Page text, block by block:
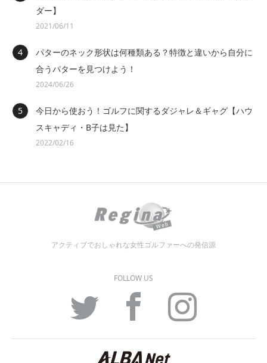
ダー】
2021/06/11
パターのネック形状は何種類ある？特徴と違いから自分に
合うパターを見つけよう！
2024/06/26
今日から使おう！ゴルフに関するダジャレ＆ギャグ【ハウ
スキャディ・B子は見た】
2022/02/16
アクティブでおしゃれな女性ゴルファーへの発信源
FOLLOW US
Facebook Instagram